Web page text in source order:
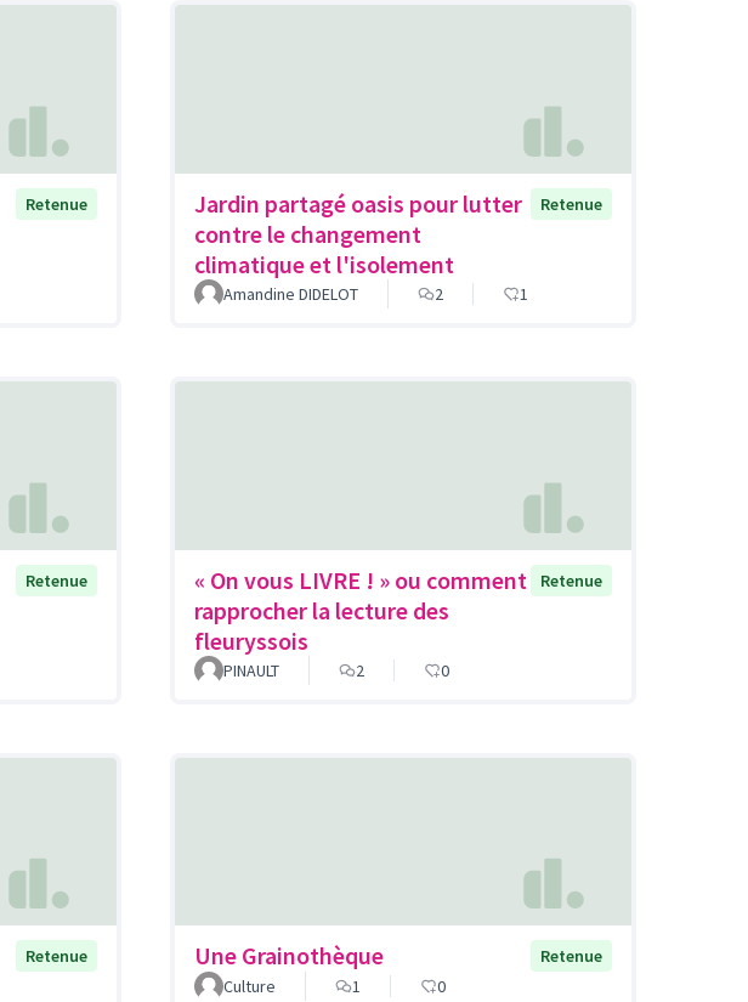
Retenue
Jardin partagé oasis pour lutter
contre le changement
climatique et l'isolement
Retenue
Amandine DIDELOT 2 1
Retenue
« On vous LIVRE ! » ou comment
rapprocher la lecture des
fleuryssois
Retenue
PINAULT 2 0
Retenue
Une Grainothèque
Retenue
Culture
1 0